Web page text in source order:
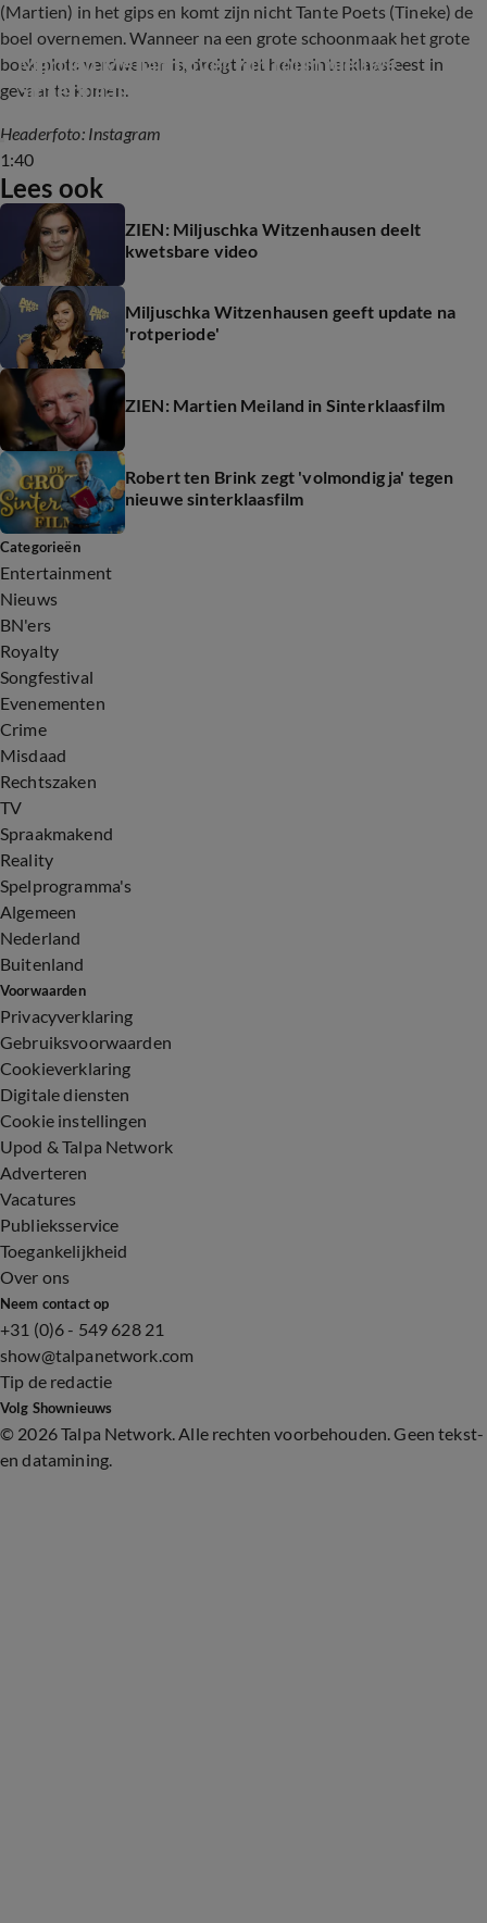
(Martien) in het gips en komt zijn nicht Tante Poets (Tineke) de
boel overnemen. Wanneer na een grote schoonmaak het grote
boek plots verdwenen is, dreigt het hele sinterklaasfeest in
gevaar te komen.
1:40
Martien Meiland over zijn rol in nieuwe
Sinterklaasfilm
Headerfoto: Instagram
Lees ook
ZIEN: Miljuschka Witzenhausen deelt
kwetsbare video
Miljuschka Witzenhausen geeft update na
'rotperiode'
ZIEN: Martien Meiland in Sinterklaasfilm
Robert ten Brink zegt 'volmondig ja' tegen
nieuwe sinterklaasfilm
Categorieën
Entertainment
Nieuws
BN'ers
Royalty
Songfestival
Evenementen
Crime
Misdaad
Rechtszaken
TV
Spraakmakend
Reality
Spelprogramma's
Algemeen
Nederland
Buitenland
Voorwaarden
Privacyverklaring
Gebruiksvoorwaarden
Cookieverklaring
Digitale diensten
Cookie instellingen
Upod & Talpa Network
Adverteren
Vacatures
Publieksservice
Toegankelijkheid
Over ons
Neem contact op
+31 (0)6 - 549 628 21
show@talpanetwork.com
Tip de redactie
Volg Shownieuws
© 2026 Talpa Network. Alle rechten voorbehouden. Geen tekst-
en datamining.